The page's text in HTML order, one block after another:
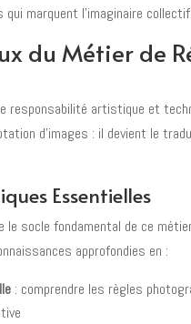
marquent l'imaginaire collectif.
du Métier de
responsabilité artistique et
d'images : il devient le
Essentielles
socle fondamental de ce
approfondies en :
: comprendre les règles